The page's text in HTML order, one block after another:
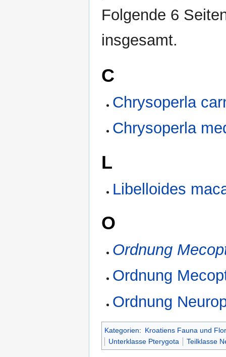
Folgende 6
insgesamt.
C
Chrysoperla
Chrysoperla
L
Libelloides
O
Ordnung
Ordnung
Ordnung
Kategorien: Kroatiens Fauna und
Unterklasse Pterygota
Teilklasse